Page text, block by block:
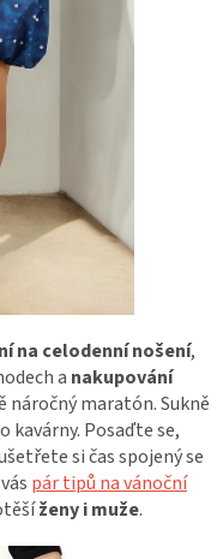
na celodenní nošení,
a nakupování
náročný maratón. Sukně
kavárny. Posaďte se,
si čas spojený se
pár tipů na vánoční
ženy i muže.